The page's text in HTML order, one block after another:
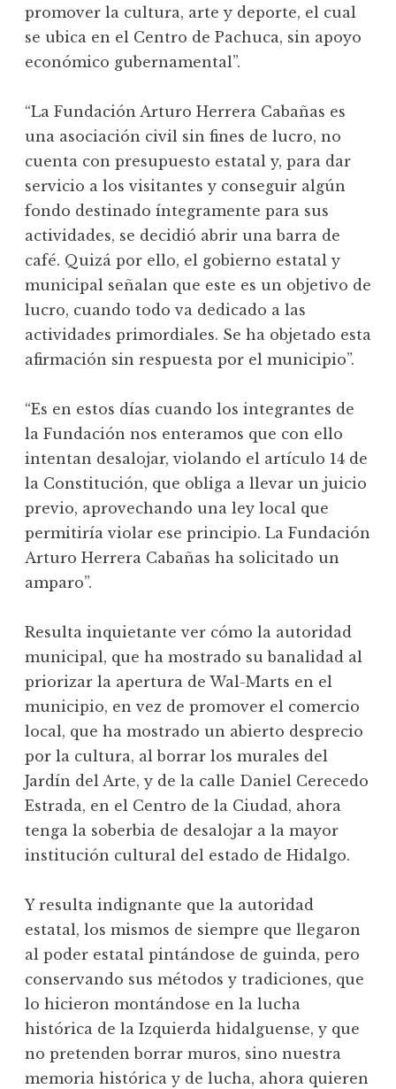
promover la cultura, arte y deporte, el cual
se ubica en el Centro de Pachuca, sin apoyo
económico gubernamental”.
“La Fundación Arturo Herrera Cabañas es
una asociación civil sin fines de lucro, no
cuenta con presupuesto estatal y, para dar
servicio a los visitantes y conseguir algún
fondo destinado íntegramente para sus
actividades, se decidió abrir una barra de
café. Quizá por ello, el gobierno estatal y
municipal señalan que este es un objetivo de
lucro, cuando todo va dedicado a las
actividades primordiales. Se ha objetado esta
afirmación sin respuesta por el municipio”.
“Es en estos días cuando los integrantes de
la Fundación nos enteramos que con ello
intentan desalojar, violando el artículo 14 de
la Constitución, que obliga a llevar un juicio
previo, aprovechando una ley local que
permitiría violar ese principio. La Fundación
Arturo Herrera Cabañas ha solicitado un
amparo”.
Resulta inquietante ver cómo la autoridad
municipal, que ha mostrado su banalidad al
priorizar la apertura de Wal-Marts en el
municipio, en vez de promover el comercio
local, que ha mostrado un abierto desprecio
por la cultura, al borrar los murales del
Jardín del Arte, y de la calle Daniel Cerecedo
Estrada, en el Centro de la Ciudad, ahora
tenga la soberbia de desalojar a la mayor
institución cultural del estado de Hidalgo.
Y resulta indignante que la autoridad
estatal, los mismos de siempre que llegaron
al poder estatal pintándose de guinda, pero
conservando sus métodos y tradiciones, que
lo hicieron montándose en la lucha
histórica de la Izquierda hidalguense, y que
no pretenden borrar muros, sino nuestra
memoria histórica y de lucha, ahora quieren